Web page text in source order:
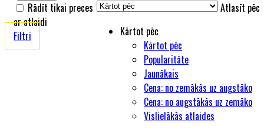
Atlasīt pēc
Kārtot pēc
Kārtot pēc
Popularitāte
Jaunākais
Cena: no zemākās uz augstāko
Cena: no augstākās uz zemāko
Vislielākās atlaides
Rādīt tikai preces
ar atlaidi
Filtri